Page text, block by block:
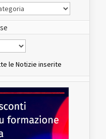
le Notizie inserite